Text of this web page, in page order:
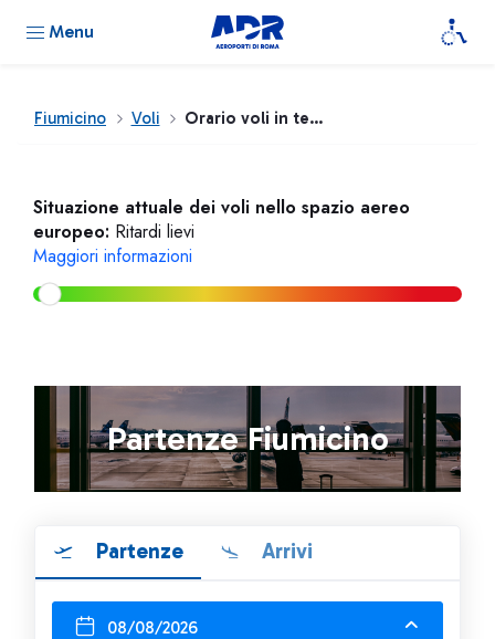
Menu
Fiumicino Voli Orario voli in tempo reale
Situazione attuale dei voli nello spazio aereo
europeo: Ritardi lievi
Maggiori informazioni
Partenze Fiumicino
Partenze Arrivi
08/08/2026